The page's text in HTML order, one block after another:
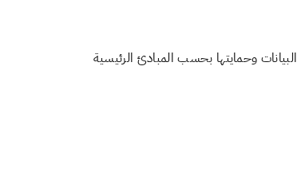
وحمايتها بحسب المبادئ الرئيسية